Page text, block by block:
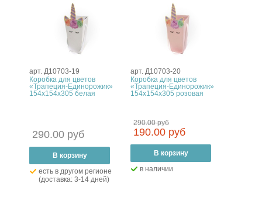
арт. Д10703-19
Коробка для цветов
«Трапеция-Единорожик»
154x154x305 белая
290.00 руб
+
В корзину
есть в другом регионе
(доставка: 3-14 дней)
арт. Д10703-20
Коробка для цветов
«Трапеция-Единорожик»
154x154x305 розовая
290.00 руб
190.00 руб
+
В корзину
в наличии